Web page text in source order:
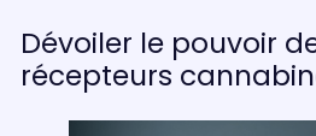
Dévoiler le pouvoir
récepteurs